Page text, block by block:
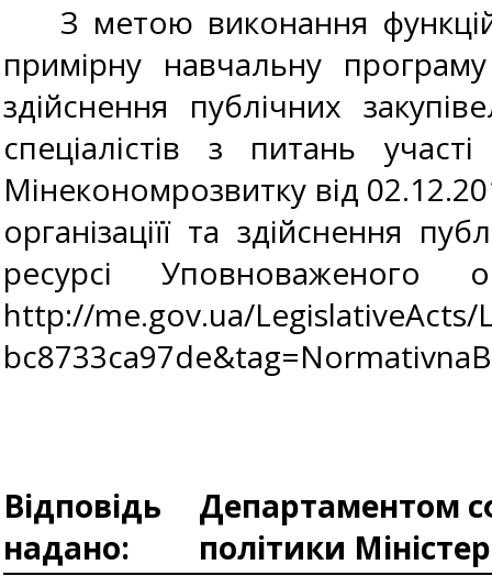
З метою виконання функцій
примірну навчальну
здійснення публічних
спеціалістів з питань
Мінекономрозвитку від
організаціїї та здійснення
ресурсі
http://me.gov.ua/LegislativeActs/
Відповідь
надано:
Департаментом
політики